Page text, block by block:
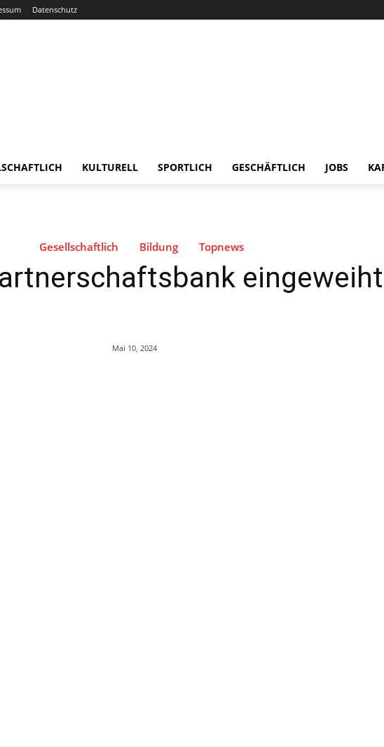
Datenschutz
KULTURELL SPORTLICH GESCHÄFTLICH JOBS
Gesellschaftlich Bildung Topnews
eingeweiht
Mai 10, 2024